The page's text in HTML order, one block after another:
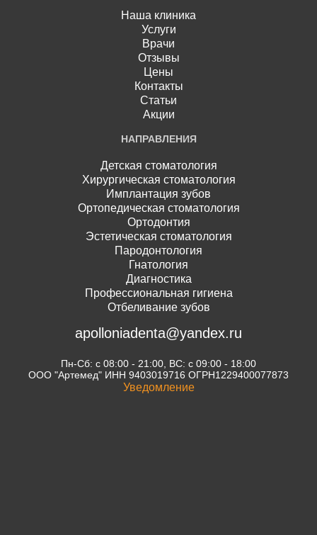
Наша клиника
Услуги
Врачи
Отзывы
Цены
Контакты
Статьи
Акции
НАПРАВЛЕНИЯ
Детская стоматология
Хирургическая стоматология
Имплантация зубов
Ортопедическая стоматология
Ортодонтия
Эстетическая стоматология
Пародонтология
Гнатология
Диагностика
Профессиональная гигиена
Отбеливание зубов
apolloniadenta@yandex.ru
Пн-Сб: с 08:00 - 21:00, ВС: с 09:00 - 18:00
ООО "Артемед" ИНН 9403019716 ОГРН1229400077873
Уведомление